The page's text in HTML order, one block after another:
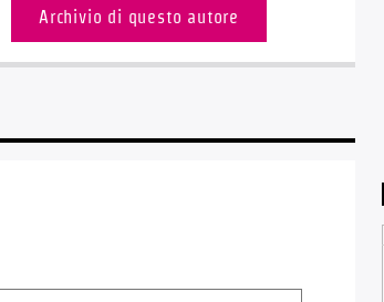
Archivio di questo autore